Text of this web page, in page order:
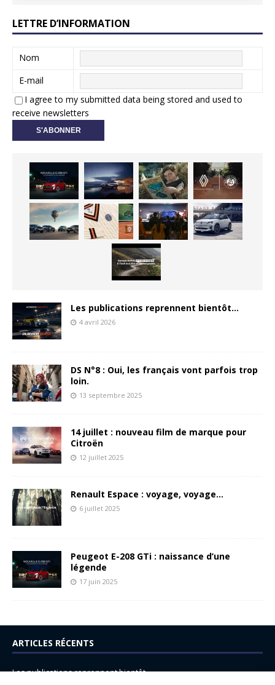
LETTRE D’INFORMATION
Nom
E-mail
I agree to my submitted data being stored and used to
receive newsletters
Les publications reprennent bientôt…
4 avril 2026
DS N°8 : Oui, les français vont parfois trop
loin.
13 septembre 2025
14 juillet : nouveau film de marque pour
Citroën
12 juillet 2025
Renault Espace : voyage, voyage…
6 juillet 2025
Peugeot E-208 GTi : naissance d’une
légende
17 juin 2025
ARTICLES RÉCENTS
Les publications reprennent bientôt…